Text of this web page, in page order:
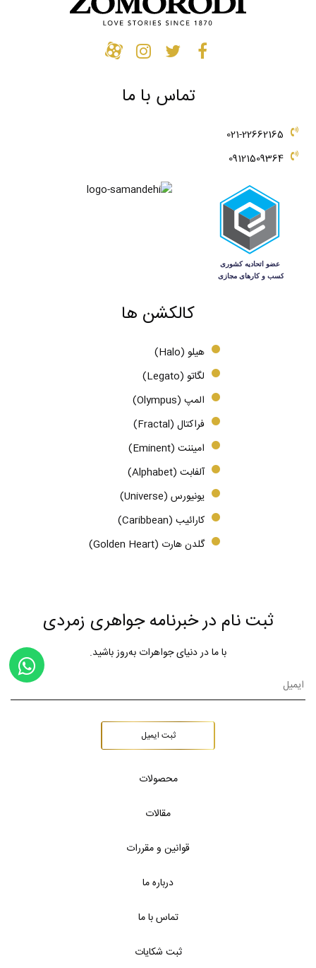
تماس با ما
021-22662165
09121509364
کالکشن ها
هیلو (Halo)
لگاتو (Legato)
المپ (Olympus)
فراکتال (Fractal)
امیننت (Eminent)
آلفابت (Alphabet)
یونیورس (Universe)
کارائیب (Caribbean)
گلدن هارت (Golden Heart)
ثبت نام در خبرنامه جواهری زمردی
با ما در دنیای جواهرات به‌روز باشید.
ثبت ایمیل
محصولات
مقالات
قوانین و مقررات
درباره ما
تماس با ما
ثبت شکایات